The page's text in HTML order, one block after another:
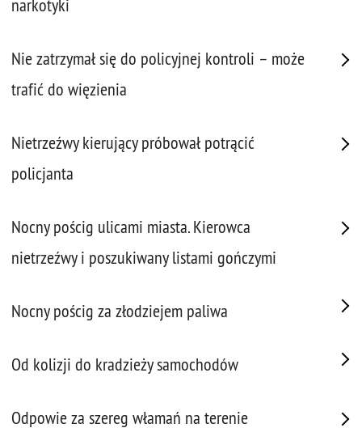
narkotyki
Nie zatrzymał się do policyjnej kontroli – może
trafić do więzienia
Nietrzeźwy kierujący próbował potrącić
policjanta
Nocny pościg ulicami miasta. Kierowca
nietrzeźwy i poszukiwany listami gończymi
Nocny pościg za złodziejem paliwa
Od kolizji do kradzieży samochodów
Odpowie za szereg włamań na terenie